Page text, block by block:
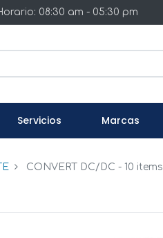
08:30 am - 05:30 pm
Servicios Marcas
CONVERT DC/DC - 10 items